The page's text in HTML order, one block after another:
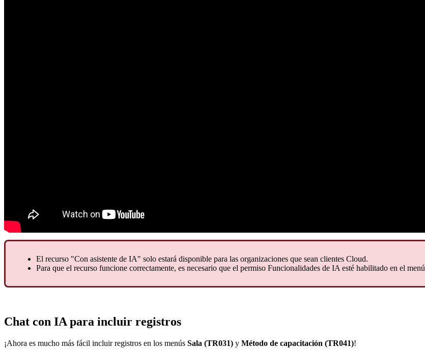
El recurso "Con asistente de IA" solo estará disponible para las organizaciones que sean clientes Cloud.
Para que el recurso funcione correctamente, es necesario que el permiso Funcionalidades de IA esté habilitado en el menú
Chat con IA para incluir registros
¡Ahora es mucho más fácil incluir registros en los menús Sala (TR031) y Método de capacitación (TR041)!